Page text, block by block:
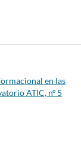
en las
ATIC, nº 5